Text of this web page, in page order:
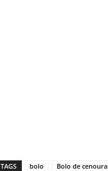
TAGS bolo Bolo de cenoura